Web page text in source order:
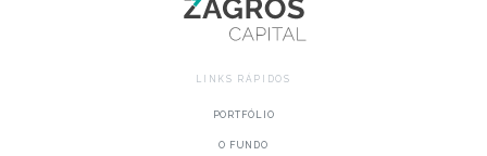
LINKS RÁPIDOS
PORTFÓLIO
O FUNDO